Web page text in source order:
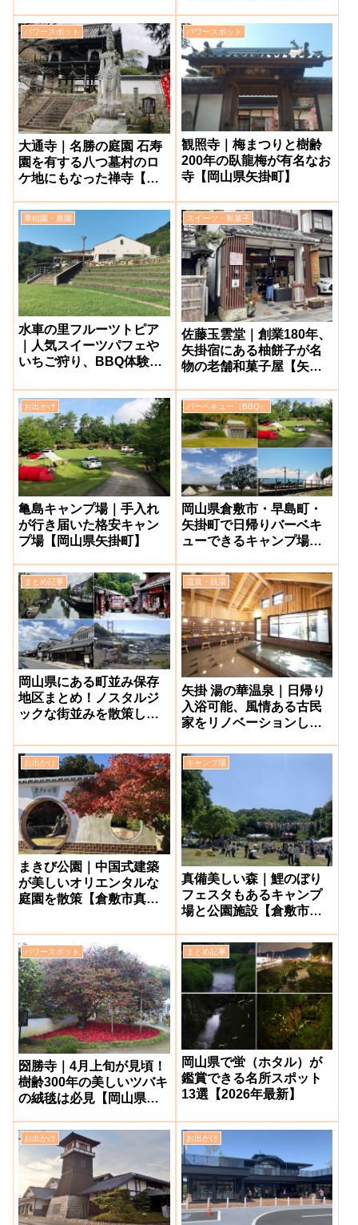
パワースポット
大通寺｜名勝の庭園 石寿
園を有する八つ墓村のロ
ケ地にもなった禅寺【矢
パワースポット
観照寺｜梅まつりと樹齢
200年の臥龍梅が有名なお
寺【岡山県矢掛町】
果樹園・農園
水車の里フルーツトピア
｜人気スイーツパフェや
いちご狩り、BBQ体験も
町】
スイーツ・和菓子
佐藤玉雲堂｜創業180年、
矢掛宿にある柚餅子が名
物の老舗和菓子屋【矢掛
お出かけ
亀島キャンプ場｜手入れ
が行き届いた格安キャン
プ場【岡山県矢掛町】
バーベキュー（BBQ）
岡山県倉敷市・早島町・
矢掛町で日帰りバーベキ
ューできるキャンプ場ま
まとめ記事
岡山県にある町並み保存
地区まとめ！ノスタルジ
ックな街並みを散策しよ
温泉・銭湯
矢掛 湯の華温泉｜日帰り
入浴可能、風情ある古民
家をリノベーションした
お出かけ
まきび公園｜中国式建築
が美しいオリエンタルな
庭園を散策【倉敷市真備
キャンプ場
真備美しい森｜鯉のぼり
フェスタもあるキャンプ
場と公園施設【倉敷市真
パワースポット
圀勝寺｜4月上旬が見頃！
樹齢300年の美しいツバキ
の絨毯は必見【岡山県矢
まとめ記事
岡山県で蛍（ホタル）が
鑑賞できる名所スポット
13選【2026年最新】
お出かけ お出かけ